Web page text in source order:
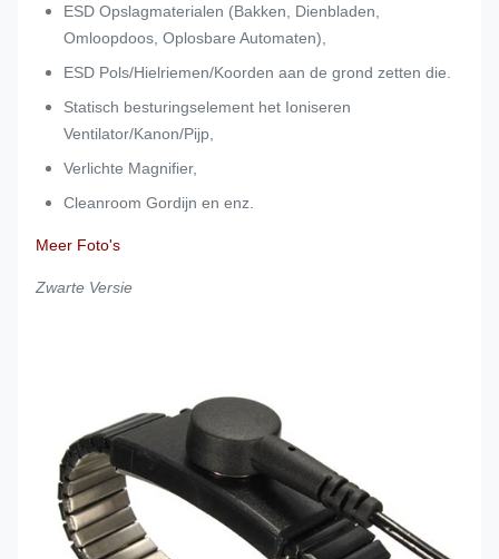
ESD Opslagmaterialen (Bakken, Dienbladen,
Omloopdoos, Oplosbare Automaten),
ESD Pols/Hielriemen/Koorden aan de grond zetten die.
Statisch besturingselement het Ioniseren
Ventilator/Kanon/Pijp,
Verlichte Magnifier,
Cleanroom Gordijn en enz.
Meer Foto's
Zwarte Versie